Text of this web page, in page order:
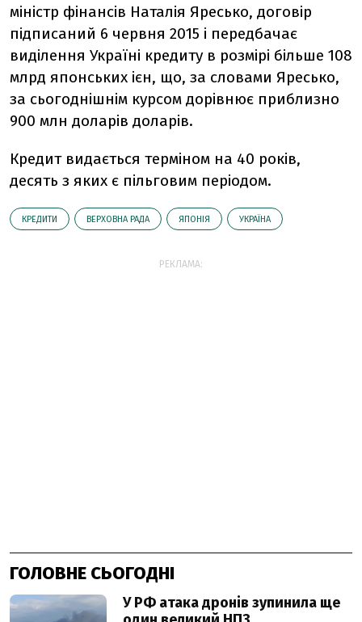
міністр фінансів Наталія Яресько, договір
підписаний 6 червня 2015 і передбачає
виділення Україні кредиту в розмірі більше 108
млрд японських ієн, що, за словами Яресько,
за сьогоднішнім курсом дорівнює приблизно
900 млн доларів доларів.
Кредит видається терміном на 40 років,
десять з яких є пільговим періодом.
КРЕДИТИ ВЕРХОВНА РАДА ЯПОНІЯ УКРАЇНА
РЕКЛАМА:
ГОЛОВНЕ СЬОГОДНІ
У РФ атака дронів зупинила ще